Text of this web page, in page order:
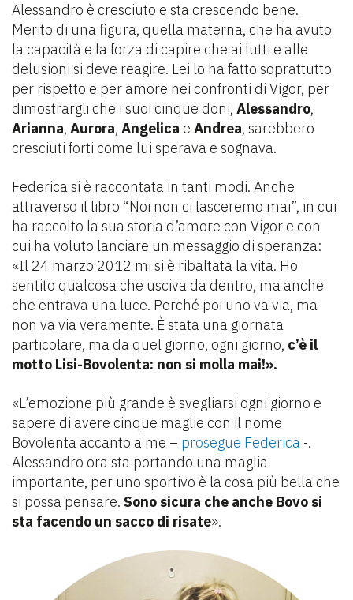
Alessandro è cresciuto e sta crescendo bene.
Merito di una figura, quella materna, che ha avuto
la capacità e la forza di capire che ai lutti e alle
delusioni si deve reagire. Lei lo ha fatto soprattutto
per rispetto e per amore nei confronti di Vigor, per
dimostrargli che i suoi cinque doni, Alessandro,
Arianna, Aurora, Angelica e Andrea, sarebbero
cresciuti forti come lui sperava e sognava.
Federica si è raccontata in tanti modi. Anche
attraverso il libro “Noi non ci lasceremo mai”, in cui
ha raccolto la sua storia d’amore con Vigor e con
cui ha voluto lanciare un messaggio di speranza:
«Il 24 marzo 2012 mi si è ribaltata la vita. Ho
sentito qualcosa che usciva da dentro, ma anche
che entrava una luce. Perché poi uno va via, ma
non va via veramente. È stata una giornata
particolare, ma da quel giorno, ogni giorno, c’è il
motto Lisi-Bovolenta: non si molla mai!».
«L’emozione più grande è svegliarsi ogni giorno e
sapere di avere cinque maglie con il nome
Bovolenta accanto a me – prosegue Federica -.
Alessandro ora sta portando una maglia
importante, per uno sportivo è la cosa più bella che
si possa pensare. Sono sicura che anche Bovo si
sta facendo un sacco di risate».